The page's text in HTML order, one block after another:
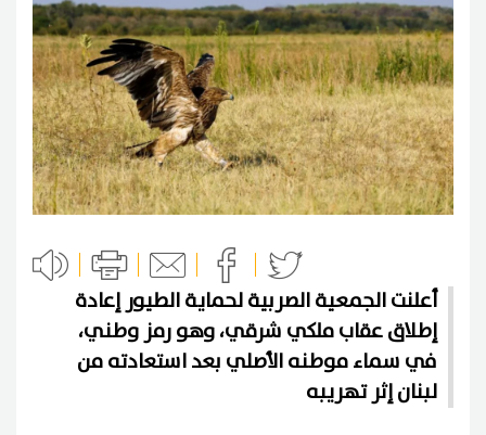
أعلنت الجمعية الصربية لحماية الطيور إعادة
إطلاق عقاب ملكي شرقي، وهو رمز وطني،
في سماء موطنه الأصلي بعد استعادته من
لبنان إثر تهريبه